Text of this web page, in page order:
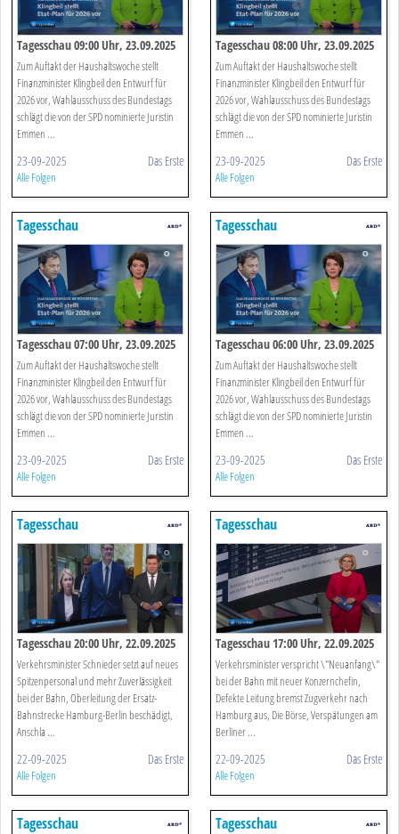
Tagesschau 09:00 Uhr, 23.09.2025
Zum Auftakt der Haushaltswoche stellt
Finanzminister Klingbeil den Entwurf für
2026 vor, Wahlausschuss des Bundestags
schlägt die von der SPD nominierte Juristin
Emmen ...
23-09-2025 Das Erste
Alle Folgen
Tagesschau 08:00 Uhr, 23.09.2025
Zum Auftakt der Haushaltswoche stellt
Finanzminister Klingbeil den Entwurf für
2026 vor, Wahlausschuss des Bundestags
schlägt die von der SPD nominierte Juristin
Emmen ...
23-09-2025 Das Erste
Alle Folgen
Tagesschau
Tagesschau 07:00 Uhr, 23.09.2025
Zum Auftakt der Haushaltswoche stellt
Finanzminister Klingbeil den Entwurf für
2026 vor, Wahlausschuss des Bundestags
schlägt die von der SPD nominierte Juristin
Emmen ...
23-09-2025 Das Erste
Alle Folgen
Tagesschau
Tagesschau 06:00 Uhr, 23.09.2025
Zum Auftakt der Haushaltswoche stellt
Finanzminister Klingbeil den Entwurf für
2026 vor, Wahlausschuss des Bundestags
schlägt die von der SPD nominierte Juristin
Emmen ...
23-09-2025 Das Erste
Alle Folgen
Tagesschau
Tagesschau 20:00 Uhr, 22.09.2025
Verkehrsminister Schnieder setzt auf neues
Spitzenpersonal und mehr Zuverlässigkeit
bei der Bahn, Oberleitung der Ersatz-
Bahnstrecke Hamburg-Berlin beschädigt,
Anschla ...
22-09-2025 Das Erste
Alle Folgen
Tagesschau
Tagesschau 17:00 Uhr, 22.09.2025
Verkehrsminister verspricht \"Neuanfang\"
bei der Bahn mit neuer Konzernchefin,
Defekte Leitung bremst Zugverkehr nach
Hamburg aus, Die Börse, Verspätungen am
Berliner ...
22-09-2025 Das Erste
Alle Folgen
Tagesschau Tagesschau